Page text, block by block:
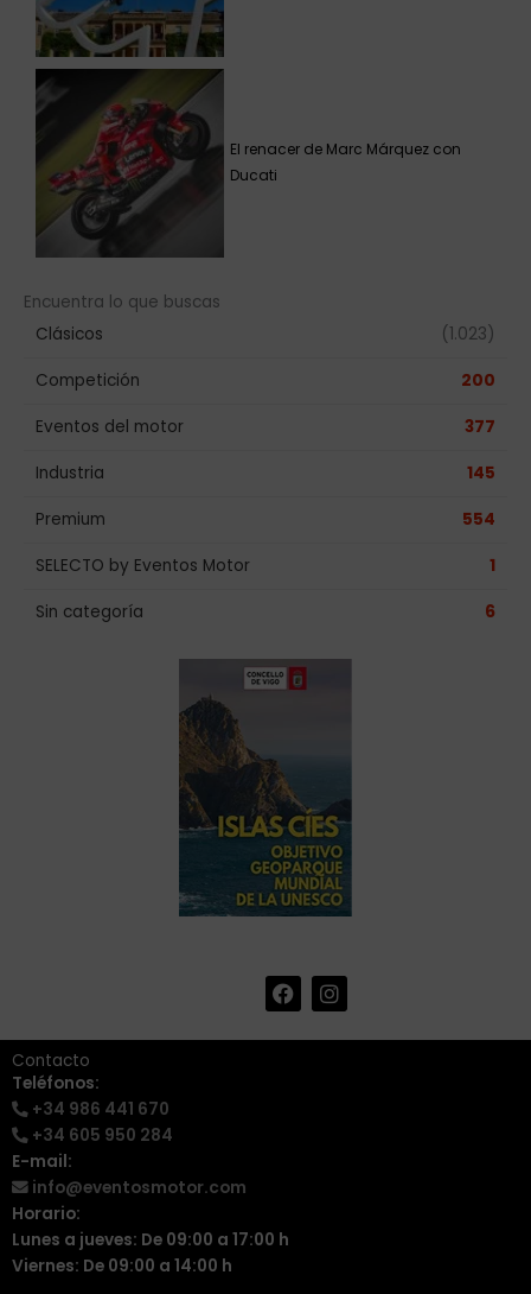
El renacer de Marc Márquez con
Ducati
Encuentra lo que buscas
Clásicos
(1.023)
Competición 200
Eventos del motor 377
Industria 145
Premium 554
SELECTO by Eventos Motor 1
Sin categoría 6
F
a
e
I
n
t
Contacto
Teléfonos:
+34 986 441 670
+34 605 950 284
E-mail:
info@eventosmotor.com
Horario:
Lunes a jueves: De 09:00 a 17:00 h
Viernes: De 09:00 a 14:00 h